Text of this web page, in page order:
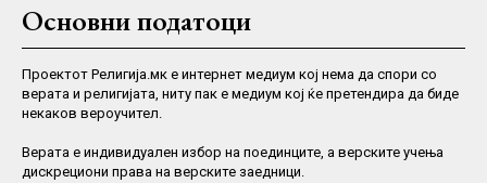
Основни податоци
Проектот Религија.мк е интернет медиум кој нема да спори со
верата и религијата, ниту пак е медиум кој ќе претендира да биде
некаков вероучител.
Верaта е индивидуален избор на поединците, а верските учења
дискрециони права на верските заедници.